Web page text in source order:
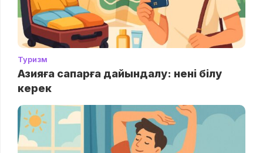
Туризм
Азияға сапарға дайындалу: нені білу
керек